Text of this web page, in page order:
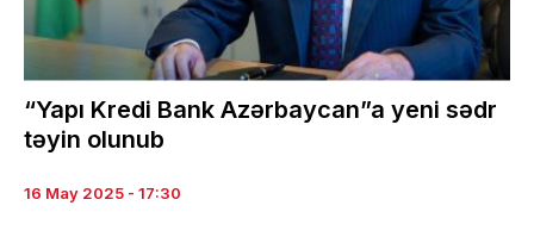
“Yapı Kredi Bank Azərbaycan”a yeni sədr
təyin olunub
16 May 2025 - 17:30